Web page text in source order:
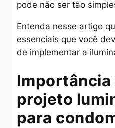
pode não ser tão
Entenda nesse artigo
essenciais que você
de implementar a
Importância
projeto
para